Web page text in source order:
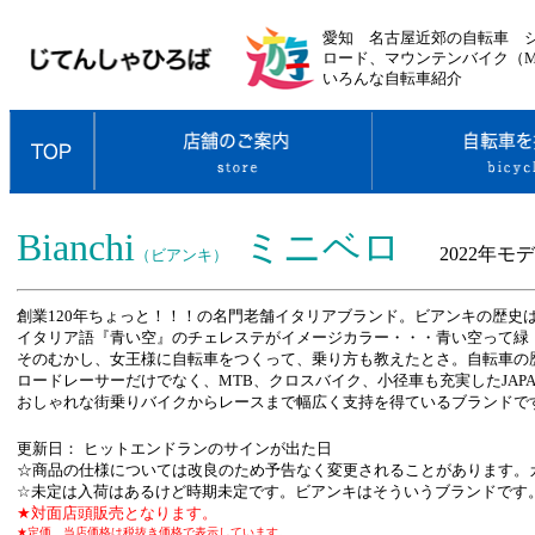
愛知 名古屋近郊の自転車
ロード、マウンテンバイク
いろんな自転車紹介
Bianchi （ビアンキ） ミニベロ 2022年モ
創業120年ちょっと！！！の名門老舗イタリアブランド。ビアンキの歴史
イタリア語『青い空』のチェレステがイメージカラー・・・青い空って緑
そのむかし、女王様に自転車をつくって、乗り方も教えたとさ。自転車
ロードレーサーだけでなく、MTB、クロスバイク、小径車も充実した
おしゃれな街乗りバイクからレースまで幅広く支持を得ているブランド
更新日：
ヒットエンドランのサインが出た日
☆商品の仕様については改良のため予告なく変更されることがあります
☆未定は入荷はあるけど時期未定です。ビアンキはそういうブランドで
★対面店頭販売となります。
★定価、当店価格は税抜き価格で表示しています。